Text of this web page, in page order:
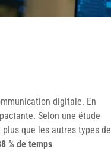
digitale. En
Selon une étude
plus que les autres types de
% de temps